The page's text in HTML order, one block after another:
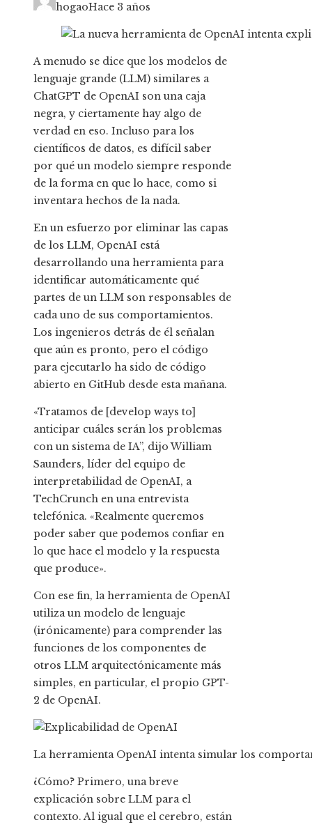
hogaoHace 3 años
A menudo se dice que los modelos de
lenguaje grande (LLM) similares a
ChatGPT de OpenAI son una caja
negra, y ciertamente hay algo de
verdad en eso. Incluso para los
científicos de datos, es difícil saber
por qué un modelo siempre responde
de la forma en que lo hace, como si
inventara hechos de la nada.
En un esfuerzo por eliminar las capas
de los LLM, OpenAI está
desarrollando una herramienta para
identificar automáticamente qué
partes de un LLM son responsables de
cada uno de sus comportamientos.
Los ingenieros detrás de él señalan
que aún es pronto, pero el código
para ejecutarlo ha sido de código
abierto en GitHub desde esta mañana.
«Tratamos de [develop ways to]
anticipar cuáles serán los problemas
con un sistema de IA”, dijo William
Saunders, líder del equipo de
interpretabilidad de OpenAI, a
TechCrunch en una entrevista
telefónica. «Realmente queremos
poder saber que podemos confiar en
lo que hace el modelo y la respuesta
que produce».
Con ese fin, la herramienta de OpenAI
utiliza un modelo de lenguaje
(irónicamente) para comprender las
funciones de los componentes de
otros LLM arquitectónicamente más
simples, en particular, el propio GPT-
2 de OpenAI.
La herramienta OpenAI intenta simular los
¿Cómo? Primero, una breve
explicación sobre LLM para el
contexto. Al igual que el cerebro, están